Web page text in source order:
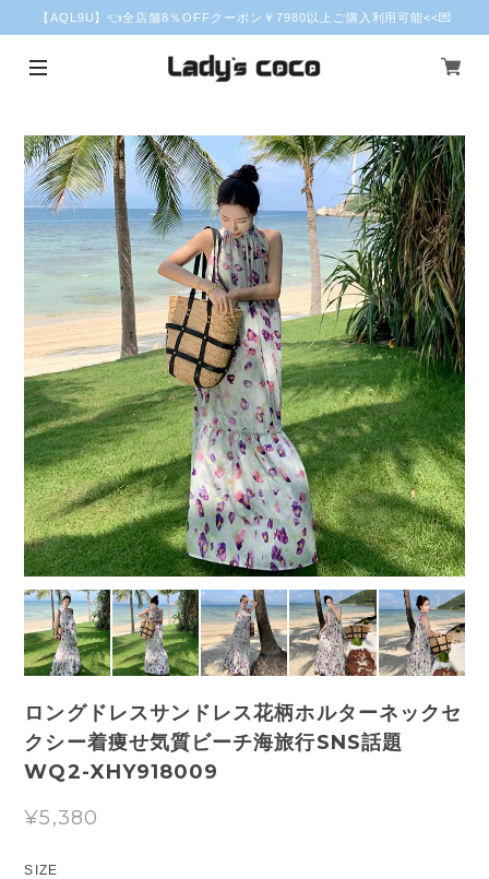
【AQL9U】👈全店舗8％OFFクーポン￥7980以上ご購入利用可能<<💌
ロングドレスサンドレス花柄ホルターネックセ
クシー着痩せ気質ビーチ海旅行SNS話題
WQ2-XHY918009
¥5,380
SIZE